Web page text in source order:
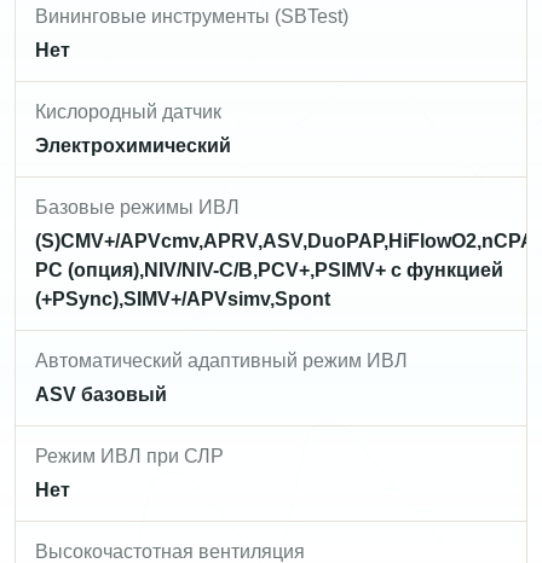
Вининговые инструменты (SBTest)
Нет
Кислородный датчик
Электрохимический
Базовые режимы ИВЛ
(S)CMV+/
PC (опция),NIV/NIV-C/B,PCV+,PSIMV+ с функцией
(+PSync),SIMV+/APVsimv,Spont
Автоматический адаптивный режим ИВЛ
ASV базовый
Режим ИВЛ при СЛР
Нет
Высокочастотная вентиляция